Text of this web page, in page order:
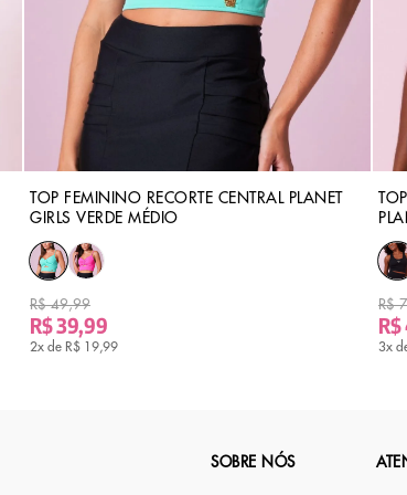
TOP FEMININO RECORTE CENTRAL PLANET
GIRLS VERDE MÉDIO
R$ 49,99
R$ 39,99
2x de R$ 19,99
R$
3x
SOBRE NÓS